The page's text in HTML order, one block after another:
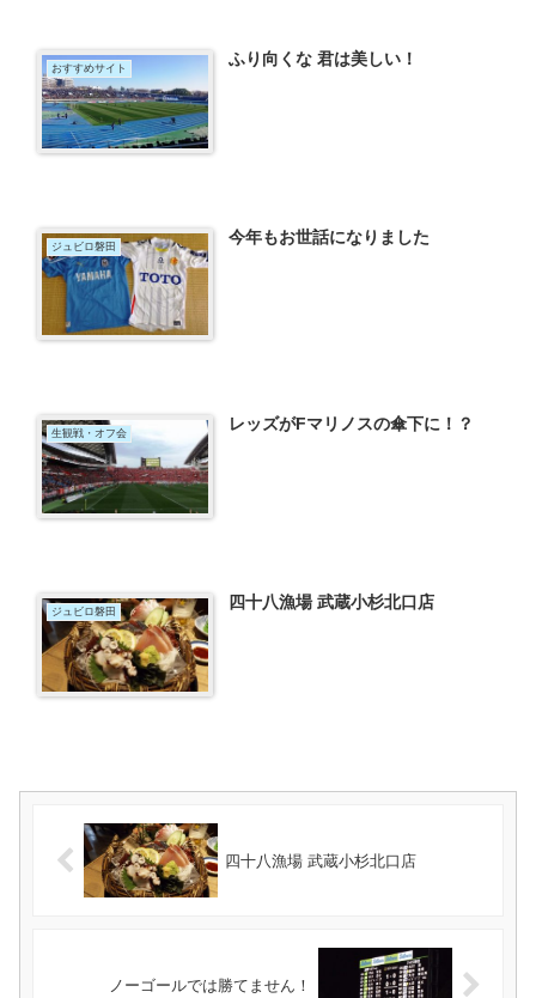
おすすめサイト ふり向くな 君は美しい！
ジュビロ磐田 今年もお世話になりました
生観戦・オフ会 レッズがFマリノスの傘下に！？
ジュビロ磐田 四十八漁場 武蔵小杉北口店
四十八漁場 武蔵小杉北口店
ノーゴールでは勝てません！